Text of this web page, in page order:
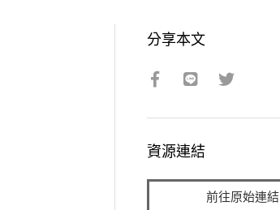
分享本文
資源連結
前往原始連結